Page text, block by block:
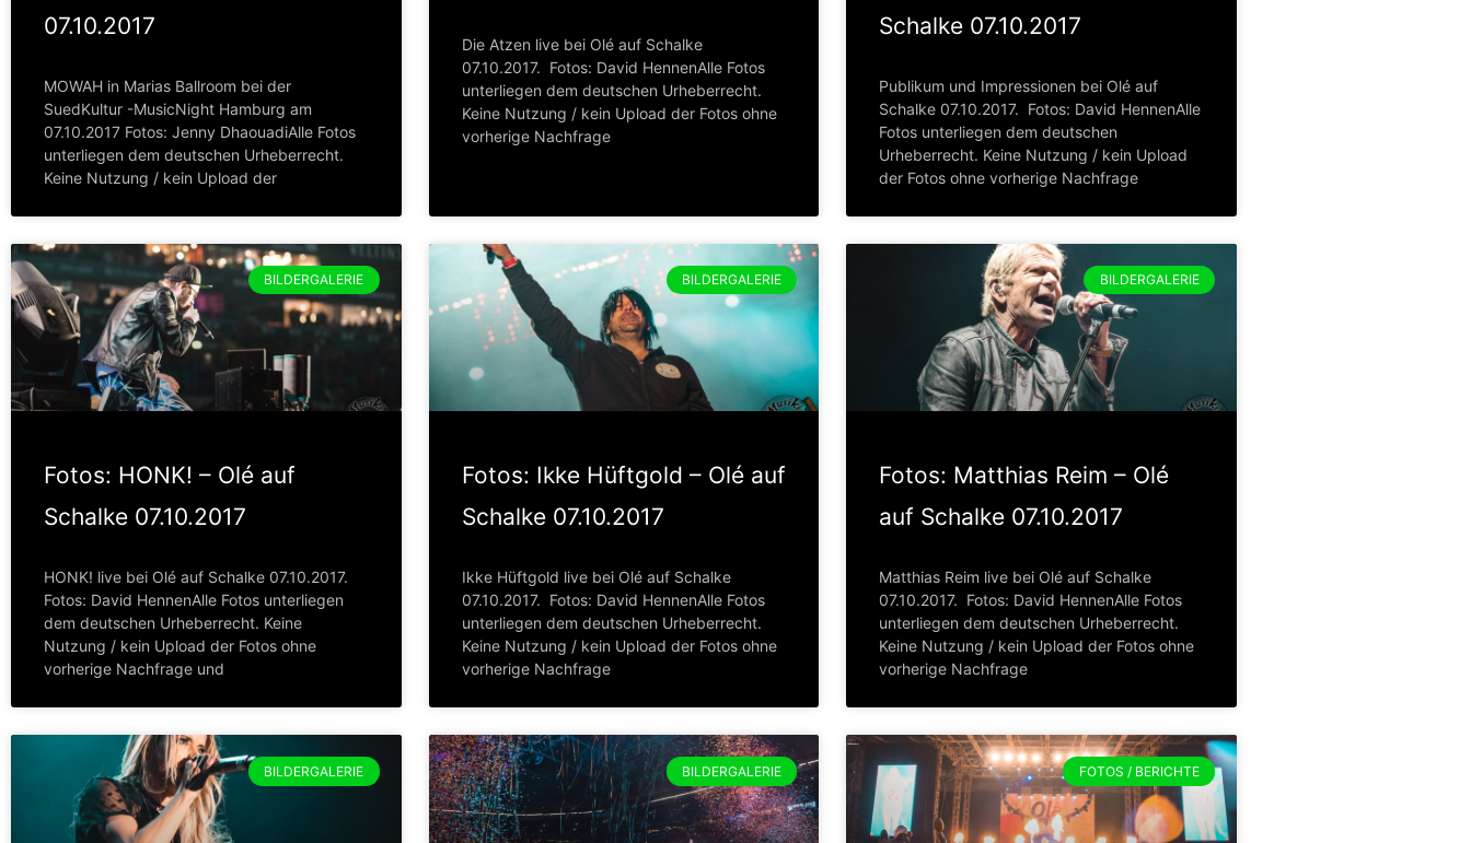
07.10.2017
MOWAH in Marias Ballroom bei der
SuedKultur -MusicNight Hamburg am
07.10.2017 Fotos: Jenny DhaouadiAlle Fotos
unterliegen dem deutschen Urheberrecht.
Keine Nutzung / kein Upload der
Die Atzen live bei Olé auf Schalke
07.10.2017. Fotos: David HennenAlle Fotos
unterliegen dem deutschen Urheberrecht.
Keine Nutzung / kein Upload der Fotos ohne
vorherige Nachfrage
Schalke 07.10.2017
Publikum und Impressionen bei Olé auf
Schalke 07.10.2017. Fotos: David HennenAlle
Fotos unterliegen dem deutschen
Urheberrecht. Keine Nutzung / kein Upload
der Fotos ohne vorherige Nachfrage
BILDERGALERIE
Fotos: HONK! – Olé auf
Schalke 07.10.2017
HONK! live bei Olé auf Schalke 07.10.2017.
Fotos: David HennenAlle Fotos unterliegen
dem deutschen Urheberrecht. Keine
Nutzung / kein Upload der Fotos ohne
vorherige Nachfrage und
BILDERGALERIE
Fotos: Ikke Hüftgold – Olé auf
Schalke 07.10.2017
Ikke Hüftgold live bei Olé auf Schalke
07.10.2017. Fotos: David HennenAlle Fotos
unterliegen dem deutschen Urheberrecht.
Keine Nutzung / kein Upload der Fotos ohne
vorherige Nachfrage
BILDERGALERIE
Fotos: Matthias Reim – Olé
auf Schalke 07.10.2017
Matthias Reim live bei Olé auf Schalke
07.10.2017. Fotos: David HennenAlle Fotos
unterliegen dem deutschen Urheberrecht.
Keine Nutzung / kein Upload der Fotos ohne
vorherige Nachfrage
BILDERGALERIE BILDERGALERIE FOTOS / BERICHTE